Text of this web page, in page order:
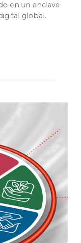
en un enclave
global.